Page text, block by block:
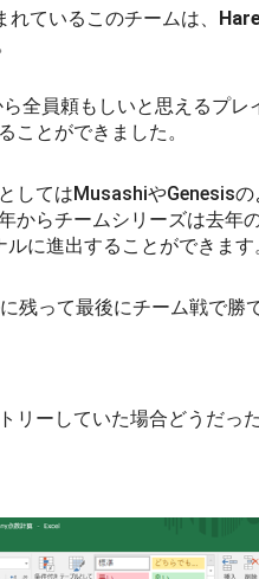
ているこのチームは、
全員頼もしいと思えるプレ
ことができました。
してはMusashiやGenesisの
からチームシリーズは去年
に進出することができます
残って最後にチーム戦で勝
リーしていた場合どうだっ